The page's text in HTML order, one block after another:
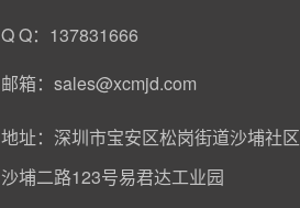
Q Q：137831666
邮箱：sales@xcmjd.com
地址：深圳市宝安区松岗街道沙埔社区
沙埔二路123号易君达工业园